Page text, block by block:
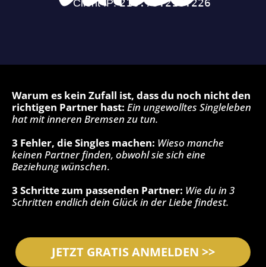
Warum es kein Zufall ist, dass du noch nicht den
richtigen Partner hast: Ein ungewolltes Singleleben
hat mit inneren Bremsen zu tun.
3 Fehler, die Singles machen: Wieso manche
keinen Partner finden, obwohl sie sich eine
Beziehung wünschen.
3 Schritte zum passenden Partner: Wie du in 3
Schritten endlich dein Glück in der Liebe findest.
JETZT GRATIS ANMELDEN >>